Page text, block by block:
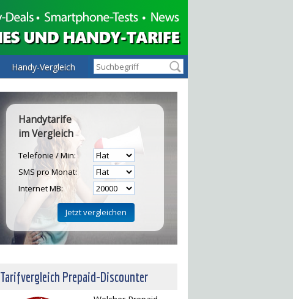
Handy-Vergleich
Handytarife
im Vergleich
Telefonie / Min:
SMS pro Monat:
Internet MB:
Tarifvergleich Prepaid-Discounter